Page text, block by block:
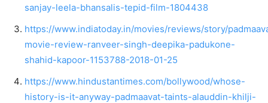
sanjay-leela-bhansalis-tepid-film-1804438
https://www.indiatoday.in/movies/reviews/story/
movie-review-ranveer-singh-deepika-padukone-
shahid-kapoor-1153788-2018-01-25
https://www.hindustantimes.com/bollywood/whose-
history-is-it-anyway-padmaavat-taints-alauddin-khilji-